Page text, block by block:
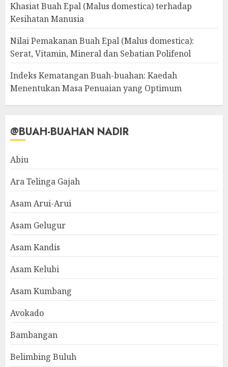
Khasiat Buah Epal (Malus domestica) terhadap
Kesihatan Manusia
Nilai Pemakanan Buah Epal (Malus domestica):
Serat, Vitamin, Mineral dan Sebatian Polifenol
Indeks Kematangan Buah-buahan: Kaedah
Menentukan Masa Penuaian yang Optimum
@BUAH-BUAHAN NADIR
Abiu
Ara Telinga Gajah
Asam Arui-Arui
Asam Gelugur
Asam Kandis
Asam Kelubi
Asam Kumbang
Avokado
Bambangan
Belimbing Buluh